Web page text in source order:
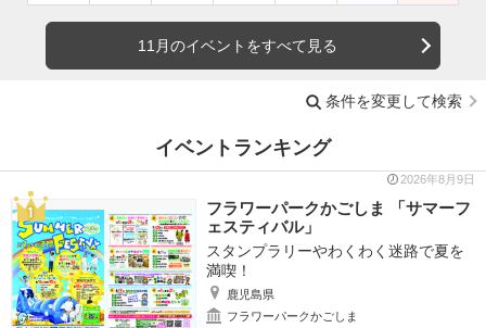
11月のイベントをすべて見る
条件を変更して検索
イベントランキング
2026年8月9日
フラワーパークかごしま 「サマーフ
ェスティバル」
スタンプラリーやわくわく迷路で夏を
満喫！
鹿児島県
フラワーパークかごしま